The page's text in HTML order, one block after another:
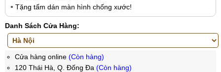
Tặng tấm dán màn hình chống xước!
Danh Sách Cửa Hàng:
Cửa hàng online (Còn hàng)
120 Thái Hà, Q. Đống Đa (Còn hàng)